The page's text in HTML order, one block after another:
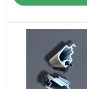
Perfis da porta de
Perfis da janela de